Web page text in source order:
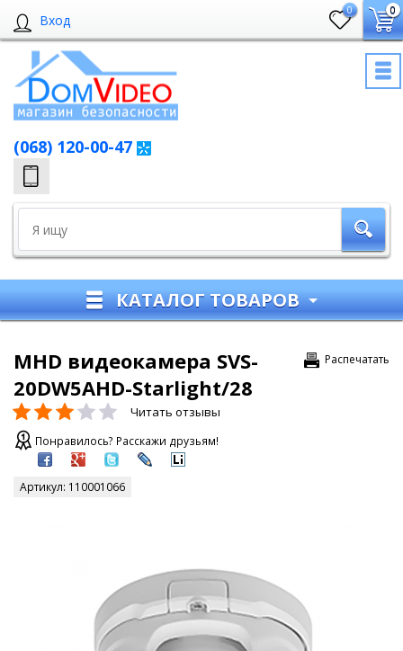
Вход
0 0
(068) 120-00-47
КАТАЛОГ ТОВАРОВ
Распечатать
MHD видеокамера SVS-
20DW5AHD-Starlight/28
Читать отзывы
Понравилось? Расскажи друзьям!
Артикул: 110001066